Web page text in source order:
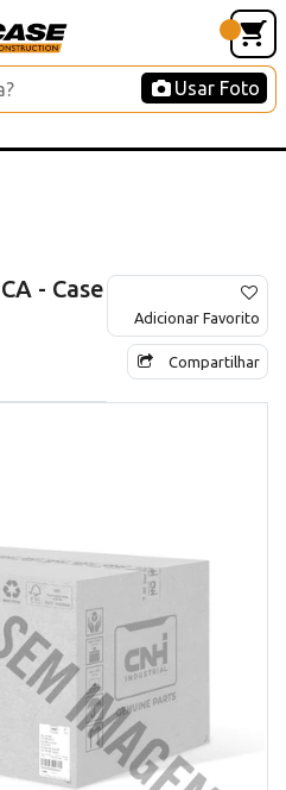
Usar Foto
- Case
Adicionar Favorito
Compartilhar